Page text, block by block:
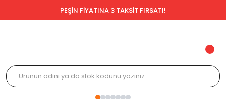
PEŞİN FİYATINA 3 TAKSİT FIRSATI!